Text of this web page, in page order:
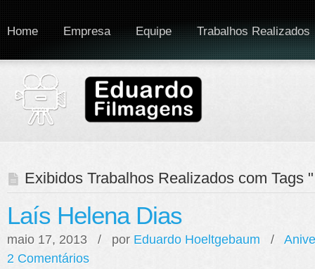
Home Empresa Equipe Trabalhos Realizados
Exibidos Trabalhos Realizados com Tags "
Laís Helena Dias
maio 17, 2013 / por Eduardo Hoeltgebaum /
2 Comentários